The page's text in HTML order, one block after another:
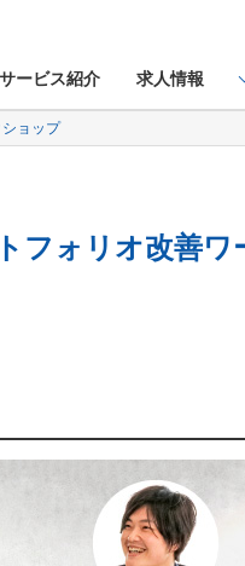
サービス紹介 求人情報
ョップ
フォリオ改善ワ